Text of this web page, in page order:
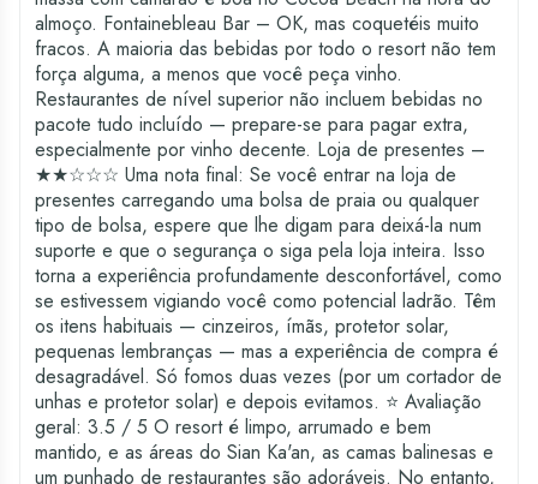
almoço. Fontainebleau Bar – OK, mas coquetéis muito
fracos. A maioria das bebidas por todo o resort não tem
força alguma, a menos que você peça vinho.
Restaurantes de nível superior não incluem bebidas no
pacote tudo incluído — prepare-se para pagar extra,
especialmente por vinho decente. Loja de presentes –
★★☆☆☆ Uma nota final: Se você entrar na loja de
presentes carregando uma bolsa de praia ou qualquer
tipo de bolsa, espere que lhe digam para deixá-la num
suporte e que o segurança o siga pela loja inteira. Isso
torna a experiência profundamente desconfortável, como
se estivessem vigiando você como potencial ladrão. Têm
os itens habituais — cinzeiros, ímãs, protetor solar,
pequenas lembranças — mas a experiência de compra é
desagradável. Só fomos duas vezes (por um cortador de
unhas e protetor solar) e depois evitamos. ⭐ Avaliação
geral: 3.5 / 5 O resort é limpo, arrumado e bem
mantido, e as áreas do Sian Ka'an, as camas balinesas e
um punhado de restaurantes são adoráveis. No entanto,